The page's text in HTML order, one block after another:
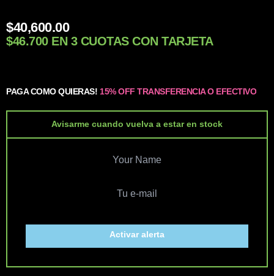
$40,600.00
$46.700 EN 3 CUOTAS CON TARJETA
PAGA COMO QUIERAS! 15% OFF TRANSFERENCIA O EFECTIVO
Avisarme cuando vuelva a estar en stock
Activar alerta